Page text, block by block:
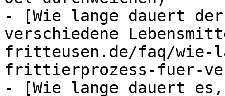
- [Wie lange dauert
verschiedene
fritteusen.de/faq/wie-
frittierprozess-fuer-
- [Wie lange dauert